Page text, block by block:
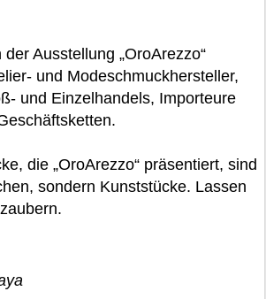
Ausstellung „OroArezzo“
und Modeschmuckhersteller,
und Einzelhandels, Importeure
die „OroArezzo“ präsentiert, sind
sondern Kunststücke. Lassen